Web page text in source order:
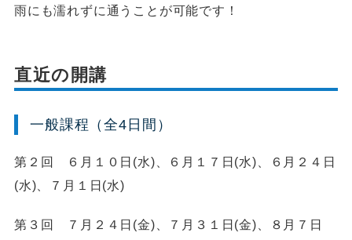
雨にも濡れずに通うことが可能です！
直近の開講
一般課程（全4日間）
第２回 ６月１０日(水)、６月１７日(水)、６月２４日
(水)、７月１日(水)
第３回 ７月２４日(金)、７月３１日(金)、８月７日